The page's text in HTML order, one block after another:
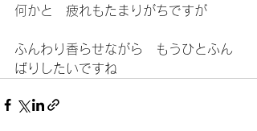
何かと　疲れもたまりがちですが
ふんわり香らせながら　もうひとふん
ばりしたいですね